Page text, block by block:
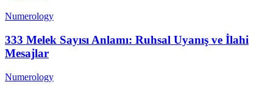
Numerology
333 Melek Sayısı Anlamı: Ruhsal Uyanış ve İlahi
Mesajlar
Numerology